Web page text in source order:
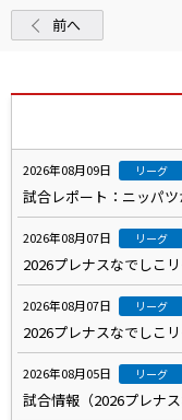
前へ
2026年08月09日 リーグ
試合レポート：ニッパ
2026年08月07日 リーグ
2026プレナスなでしこ
2026年08月07日 リーグ
2026プレナスなでしこ
2026年08月05日 リーグ
試合情報（2026プレナ